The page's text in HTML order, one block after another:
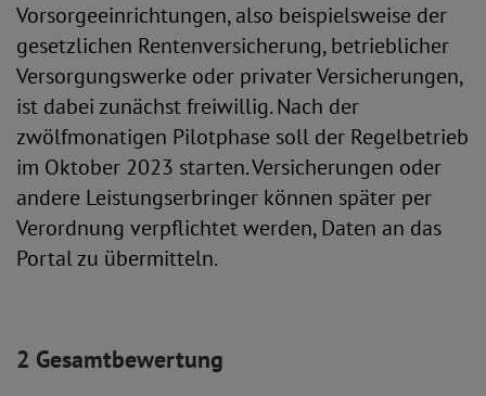
Vorsorgeeinrichtungen, also beispielsweise der
gesetzlichen Rentenversicherung, betrieblicher
Versorgungswerke oder privater Versicherungen,
ist dabei zunächst freiwillig. Nach der
zwölfmonatigen Pilotphase soll der Regelbetrieb
im Oktober 2023 starten. Versicherungen oder
andere Leistungserbringer können später per
Verordnung verpflichtet werden, Daten an das
Portal zu übermitteln.
2 Gesamtbewertung